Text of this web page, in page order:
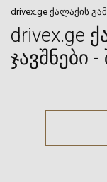
drivex.ge ქალაქის
drivex.ge
ჯავშნები